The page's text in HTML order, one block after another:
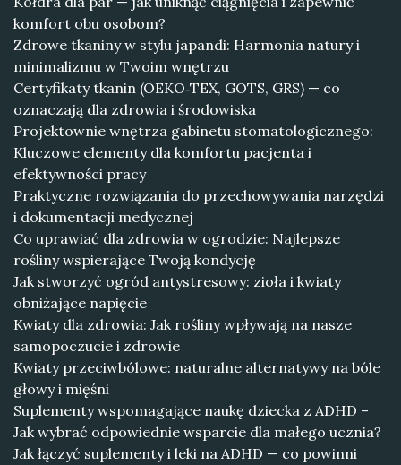
komfort obu osobom?
Zdrowe tkaniny w stylu japandi: Harmonia natury i
minimalizmu w Twoim wnętrzu
Certyfikaty tkanin (OEKO‑TEX, GOTS, GRS) — co
oznaczają dla zdrowia i środowiska
Projektownie wnętrza gabinetu stomatologicznego:
Kluczowe elementy dla komfortu pacjenta i
efektywności pracy
Praktyczne rozwiązania do przechowywania narzędzi
i dokumentacji medycznej
Co uprawiać dla zdrowia w ogrodzie: Najlepsze
rośliny wspierające Twoją kondycję
Jak stworzyć ogród antystresowy: zioła i kwiaty
obniżające napięcie
Kwiaty dla zdrowia: Jak rośliny wpływają na nasze
samopoczucie i zdrowie
Kwiaty przeciwbólowe: naturalne alternatywy na bóle
głowy i mięśni
Suplementy wspomagające naukę dziecka z ADHD –
Jak wybrać odpowiednie wsparcie dla małego ucznia?
Jak łączyć suplementy i leki na ADHD — co powinni